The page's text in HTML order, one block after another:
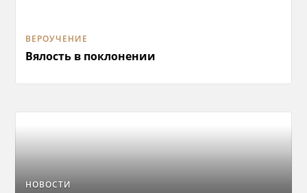
ВЕРОУЧЕНИЕ
Вялость в поклонении
НОВОСТИ